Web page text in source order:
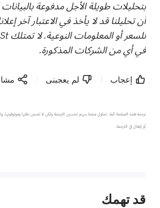
بتحليلات طويلة الأجل مدفوعة
أن تحليلنا قد لا يأخذ في الاعتبار آخر
في أي من الشركات المذكورة.
إعجاب لم يعجبنى
ترجمة هذه الصفحة آلية. تحاول منصة سهم تحسين الترجمة ولكن لا تضمن دقتها
أو إغفال في الترجمة.
عند الضرورة، يرجى استشارة مستشار استثمار محترف. لا تقدم منصة سهم أي مشورة استثمارية،
قد تهمك